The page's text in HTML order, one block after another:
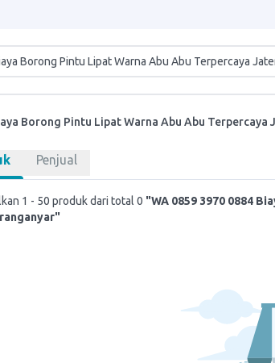
Borong Pintu Lipat Warna Abu Abu Terpercaya
Penjual
1 - 50 produk dari total 0 "WA 0859 3970 0884